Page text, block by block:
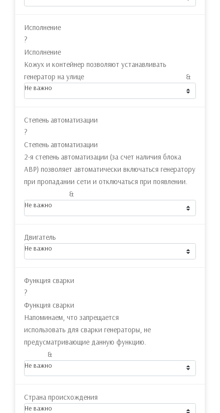
Исполнение
?
Исполнение
Кожух и контейнер позволяют устанавливать
генератор на улице &
Не важно
Степень автоматизации
?
Степень автоматизации
2-я степень автоматизации (за счет наличия блока
АВР) позволяет автоматически включаться генератору
при пропадании сети и отключаться при появлении.
&
Не важно
Двигатель
Не важно
Функция сварки
?
Функция сварки
Напоминаем, что запрещается
использовать для сварки генераторы, не
предусматривающие данную функцию.
&
Не важно
Страна происхождения
Не важно